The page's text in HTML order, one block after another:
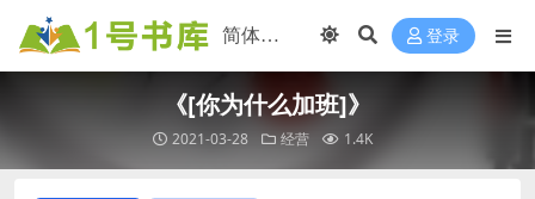
登录
《[你为什么加班]》
2021-03-28 经营 1.4K